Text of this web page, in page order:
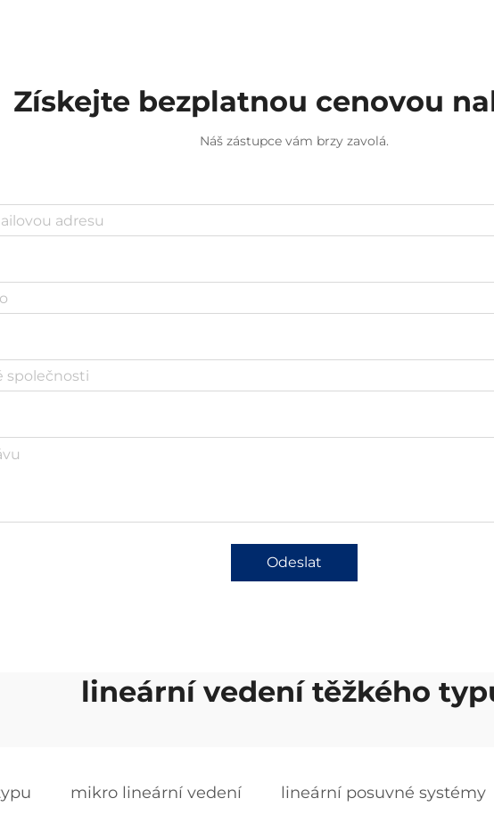
Získejte bezplatnou cenovou
Náš zástupce vám brzy zavolá.
Odeslat
lineární vedení těžkého
mikro lineární vedení lineární posuvné systémy